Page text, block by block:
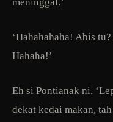
meninggal.’
‘Hahahahaha! Abis
Hahaha!’
Eh si Pontianak ni,
dekat kedai makan,